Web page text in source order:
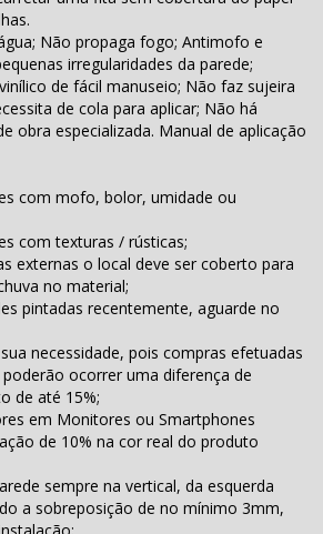
Não propaga fogo; Antimofo e
irregularidades da parede;
de fácil manuseio; Não faz sujeira
de cola para aplicar; Não há
obra especializada. Manual de aplicação
com mofo, bolor, umidade ou
com texturas / rústicas;
externas o local deve ser coberto para
no material;
pintadas recentemente, aguarde no
necessidade, pois compras efetuadas
ocorrer uma diferença de
de até 15%;
em Monitores ou Smartphones
de 10% na cor real do produto
sempre na vertical, da esquerda
a sobreposição de no mínimo 3mm,